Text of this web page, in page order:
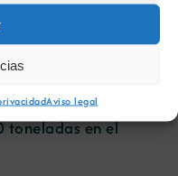
Aviso legal
de ser
se limita
en casa,
minera], que
toneladas en el